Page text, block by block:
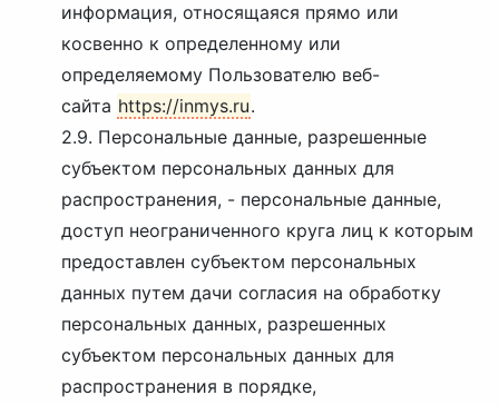
информация, относящаяся прямо или
косвенно к определенному или
определяемому Пользователю веб-
сайта https://inmys.ru.
2.9. Персональные данные, разрешенные
субъектом персональных данных для
распространения, - персональные данные,
доступ неограниченного круга лиц к которым
предоставлен субъектом персональных
данных путем дачи согласия на обработку
персональных данных, разрешенных
субъектом персональных данных для
распространения в порядке,